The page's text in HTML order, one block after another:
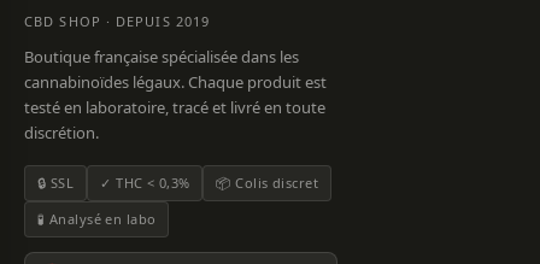
CBD SHOP · DEPUIS 2019
Boutique française spécialisée dans les
cannabinoïdes légaux. Chaque produit est
testé en laboratoire, tracé et livré en toute
discrétion.
🔒 SSL ✓ THC < 0,3%
📦 Colis discret
🧪 Analysé en labo